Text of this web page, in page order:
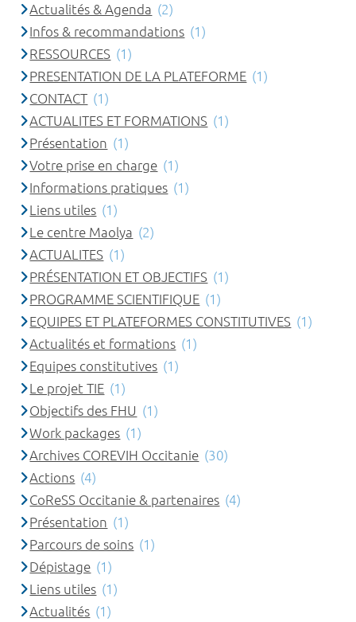
Actualités & Agenda (2)
Infos & recommandations (1)
RESSOURCES (1)
PRESENTATION DE LA PLATEFORME (1)
CONTACT (1)
ACTUALITES ET FORMATIONS (1)
Présentation (1)
Votre prise en charge (1)
Informations pratiques (1)
Liens utiles (1)
Le centre Maolya (2)
ACTUALITES (1)
PRÉSENTATION ET OBJECTIFS (1)
PROGRAMME SCIENTIFIQUE (1)
EQUIPES ET PLATEFORMES CONSTITUTIVES (1)
Actualités et formations (1)
Equipes constitutives (1)
Le projet TIE (1)
Objectifs des FHU (1)
Work packages (1)
Archives COREVIH Occitanie (30)
Actions (4)
CoReSS Occitanie & partenaires (4)
Présentation (1)
Parcours de soins (1)
Dépistage (1)
Liens utiles (1)
Actualités (1)